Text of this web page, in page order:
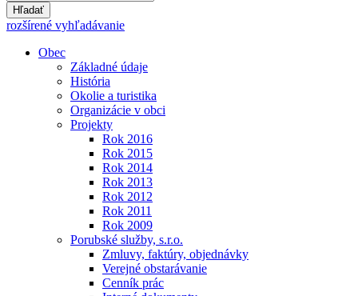
Hľadať
rozšírené vyhľadávanie
Obec
Základné údaje
História
Okolie a turistika
Organizácie v obci
Projekty
Rok 2016
Rok 2015
Rok 2014
Rok 2013
Rok 2012
Rok 2011
Rok 2009
Porubské služby, s.r.o.
Zmluvy, faktúry, objednávky
Verejné obstarávanie
Cenník prác